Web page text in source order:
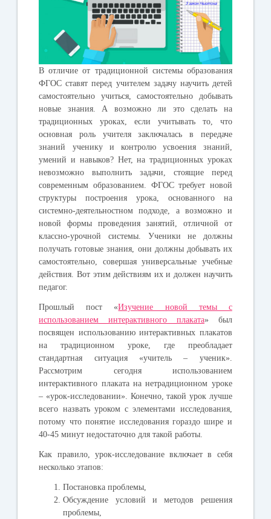
В отличие от традиционной системы образования
ФГОС ставят перед учителем задачу научить детей
самостоятельно учиться, самостоятельно добывать
новые знания. А возможно ли это сделать на
традиционных уроках, если учитывать то, что
основная роль учителя заключалась в передаче
знаний ученику и контролю усвоения знаний,
умений и навыков? Нет, на традиционных уроках
невозможно выполнить задачи, стоящие перед
современным образованием. ФГОС требует новой
структуры построения урока, основанного на
системно-деятельностном подходе, а возможно и
новой формы проведения занятий, отличной от
классно-урочной системы. Ученики не должны
получать готовые знания, они должны добывать их
самостоятельно, совершая универсальные учебные
действия. Вот этим действиям их и должен научить
педагог.
Прошлый пост «Изучение новой темы с
использованием интерактивного плаката» был
посвящен использованию интерактивных плакатов
на традиционном уроке, где преобладает
стандартная ситуация «учитель – ученик».
Рассмотрим сегодня использованием
интерактивного плаката на нетрадиционном уроке
– «урок-исследовании». Конечно, такой урок лучше
всего назвать уроком с элементами исследования,
потому что понятие исследования гораздо шире и
40-45 минут недостаточно для такой работы.
Как правило, урок-исследование включает в себя
несколько этапов:
Постановка проблемы,
Обсуждение условий и методов решения
проблемы,